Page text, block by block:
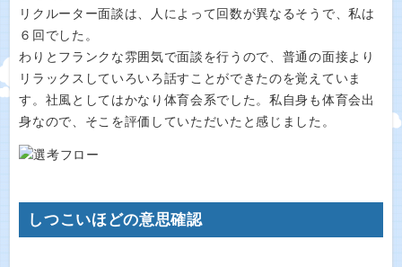
リクルーター面談は、人によって回数が異なるそうで、私は
６回でした。
わりとフランクな雰囲気で面談を行うので、普通の面接より
リラックスしていろいろ話すことができたのを覚えていま
す。社風としてはかなり体育会系でした。私自身も体育会出
身なので、そこを評価していただいたと感じました。
しつこいほどの意思確認